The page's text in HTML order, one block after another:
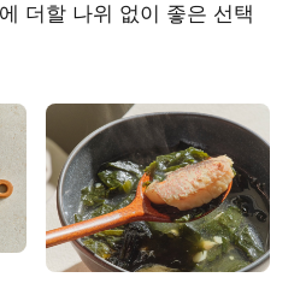
더할 나위 없이 좋은 선택